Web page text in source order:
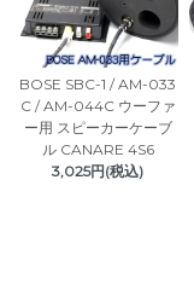
BOSE SBC-1 / AM-033
C / AM-044C ウーファ
ー用 スピーカーケーブ
ル CANARE 4S6
3,025円(税込)